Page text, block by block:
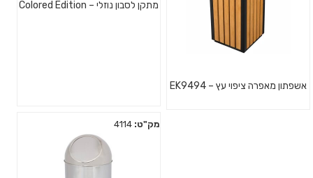
אשפתון מאפרה ציפוי עץ – EK9494
מתקן לסבון נוזלי – Colored Edition
מק"ט: 4114